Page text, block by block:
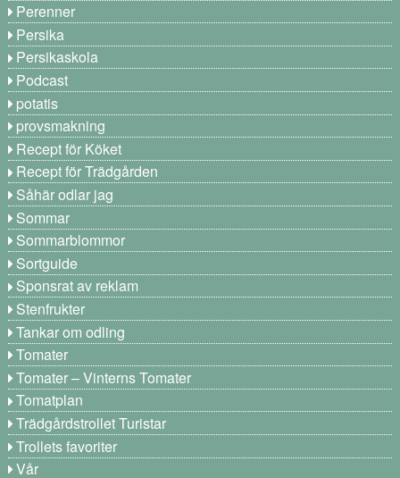
Perenner
Persika
Persikaskola
Podcast
potatis
provsmakning
Recept för Köket
Recept för Trädgården
Såhär odlar jag
Sommar
Sommarblommor
Sortguide
Sponsrat av reklam
Stenfrukter
Tankar om odling
Tomater
Tomater – Vinterns Tomater
Tomatplan
Trädgårdstrollet Turistar
Trollets favoriter
Vår